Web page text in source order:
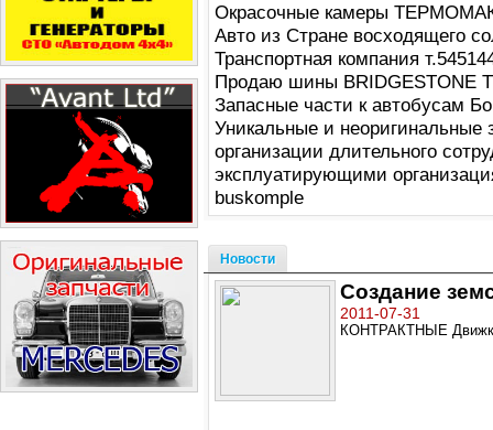
Окрасочные камеры
Авто из Стране восходящего
Транспортная компания
Продаю шины BRIDGESTONE
Запасные части к автобусам
Уникальные и неоригинальные
организации длительного
эксплуатирующими
buskomple
Новости
Создание
2011-07-31
КОНТРАКТНЫЕ